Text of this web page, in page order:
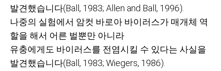
발견했습니다(Ball, 1983; Allen and Ball, 1996).
나중의 실험에서 암컷 바로아 바이러스가 매개체 역
할을 해서 어른 벌뿐만 아니라
유충에게도 바이러스를 전염시킬 수 있다는 사실을
발견했습니다(Ball, 1983; Wiegers, 1986).